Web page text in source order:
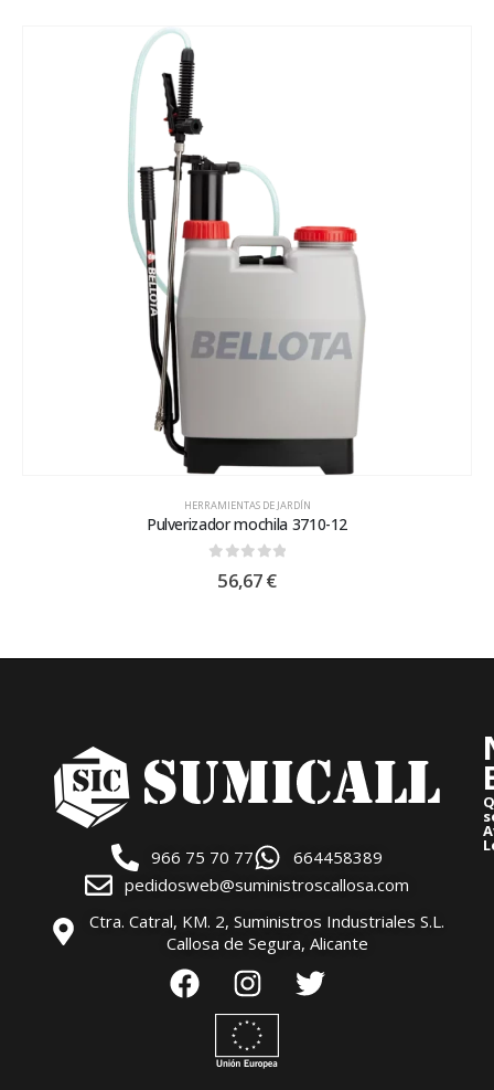
HERRAMIENTAS DE JARDÍN
Pulverizador mochila 3710-12
56,67€
966 75 70 77
664458389
pedidosweb@suministroscallosa.com
Ctra. Catral, KM. 2, Suministros Industriales S.L.
Callosa de Segura, Alicante